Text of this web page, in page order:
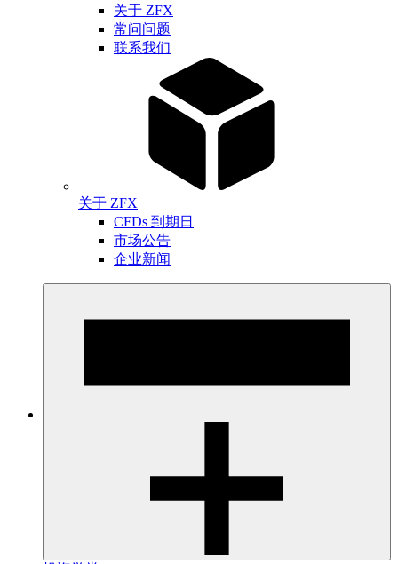
关于 ZFX
常问问题
联系我们
关于 ZFX
CFDs 到期日
市场公告
企业新闻